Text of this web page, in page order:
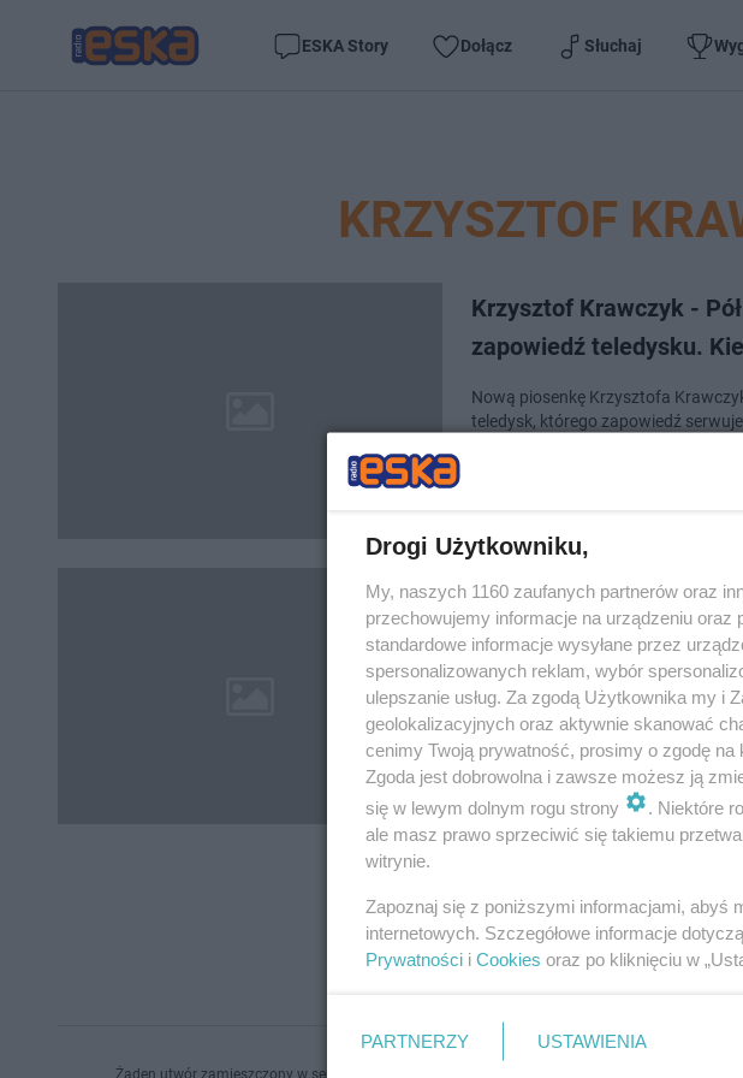
ESKA Story Dołącz Słuchaj
KRZYSZTOF
Krzysztof Krawczyk -
zapowiedź teledysku.
Nową piosenkę Krzysztofa
teledysk, którego zapowiedź
Sylwester z Dwójką
Zobacz występ
Wrocławiu [VIDEO]
Krzysztof Krawczyk na koncercie
"Byle było tak". Zobacz na Eska.pl
1 ... 3 4
Żaden utwór zamieszczony w serwisie nie może być powielany i rozpowszechniany lub dalej
Drogi Użytkowniku,
My, naszych 1160 zaufanych partnerów oraz
przechowujemy informacje na urządzeniu oraz
standardowe informacje wysyłane przez
spersonalizowanych reklam, wybór
ulepszanie usług. Za zgodą Użytkownika my i
geolokalizacyjnych oraz aktywnie skanować
cenimy Twoją prywatność, prosimy o zgodę na
Zgoda jest dobrowolna i zawsze możesz ją
się w lewym dolnym rogu strony
. Niektóre
ale masz prawo sprzeciwić się takiemu
witrynie.
Zapoznaj się z poniższymi informacjami, abyś
internetowych. Szczegółowe informacje
Prywatności i Cookies oraz po kliknięciu w
PARTNERZY USTAWIENIA